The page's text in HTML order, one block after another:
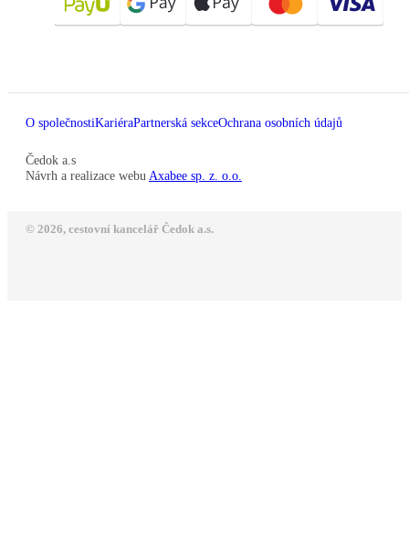
O společnostiKariéraPartnerská sekceOchrana osobních údajů
Čedok a.s
Návrh a realizace webu Axabee sp. z. o.o.
© 2026, cestovní kancelář Čedok a.s.